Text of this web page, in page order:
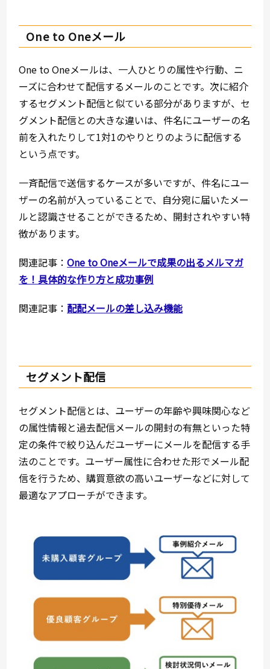
One to Oneメール
One to Oneメールは、一人ひとりの属性や行動、ニ
ーズに合わせて配信するメールのことです。次に紹介
するセグメント配信と似ている部分がありますが、セ
グメント配信との大きな違いは、件名にユーザーの名
前を入れたりして1対1のやりとりのように配信する
という点です。
一斉配信で送信するケースが多いですが、件名にユー
ザーの名前が入っていることで、自分宛に届いたメー
ルと認識させることができるため、開封されやすい特
徴があります。
関連記事：One to Oneメールで成果の出るメルマガ
を！具体的な作り方と成功事例
関連記事： 配配メールの差し込み機能
セグメント配信
セグメント配信とは、ユーザーの年齢や興味関心など
の属性情報と過去配信メールの開封の有無といった特
定の条件で絞り込んだユーザーにメールを配信する手
法のことです。ユーザー属性に合わせた形でメール配
信を行うため、購買意欲の高いユーザーなどに対して
最適なアプローチができます。